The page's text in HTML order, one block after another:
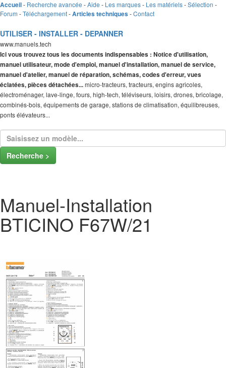
Accueil- Recherche avancée -Aide - Les marques- Les matériels-Sélection -
Forum -Téléchargement-Articles techniques -Contact
UTILISER - INSTALLER - DEPANNER
www.manuels.tech
Ici vous trouvez tous les documents indispensables : Notice d'utilisation,
manuel utilisateur, mode d'emploi, manuel d'installation, manuel de service,
manuel d'atelier, manuel de réparation, schémas, codes d'erreur, vues
éclatées, pièces détachées...micro-tracteurs, tracteurs, engins agricoles,
électroménager, lave-linge, fours, high-tech, téléviseurs, loisirs, drones, bricolage,
combinés-bois, équipements de garage, stations de climatisation, équilibreuses,
ponts élévateurs...
Recherche >
Manuel-Installation
BTICINO F67W/21